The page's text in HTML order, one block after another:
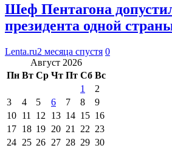
Шеф Пентагона
президента одной
Lenta.ru2 месяца спустя 0
Август 2026
Пн Вт Ср Чт Пт Сб Вс
1
2
3
4 5 6 7 8
9
10 11 12 13 14 15 16
17 18 19 20 21 22 23
24 25 26 27 28 29 30